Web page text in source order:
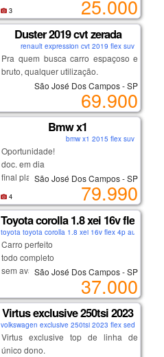
documentado , com garantias e
quitado
25.000
3
Duster 2019 cvt zerada
renault expression cvt 2019 flex suv
Pra quem busca carro espaçoso e
bruto, qualquer utilização.
melhor versão, motor sce
indestrutível, corrente de comando.
câmbio cvt imparável, trocas suaves
e consumo baixo.
auxiliar de subida em rampa,
computador de bordo, modo eco.
rodas de liga, ajuste de bancos,
multimídia e muito mais...
segundo dono, nota de zero,
cautelar 100% sem repintura.
oportunidade de adquirir o melhor
da região, confira!
_______________________
São José Dos Campos - SP
69.900
Bmw x1
bmw x1 2015 flex suv
Oportunidade!
doc. em dia
final placa 2São José Dos Campos - SP
79.990
4
Toyota corolla 1.8 xei 16v flex 4p
toyota toyota corolla 1.8 xei 16v flex 4p
Carro perfeito
todo completo
sem avarias
com garantias
São José Dos Campos - SP
37.000
Virtus exclusive 250tsi 2023
volkswagen exclusive 250tsi 2023 flex sedan
Virtus exclusive top de linha de
único dono.